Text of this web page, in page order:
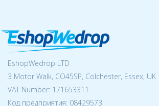
EshopWedrop LTD
3 Motor Walk, CO45SP, Colchester, Essex, UK
VAT Number: 171653311
Код предприятия: 08429573